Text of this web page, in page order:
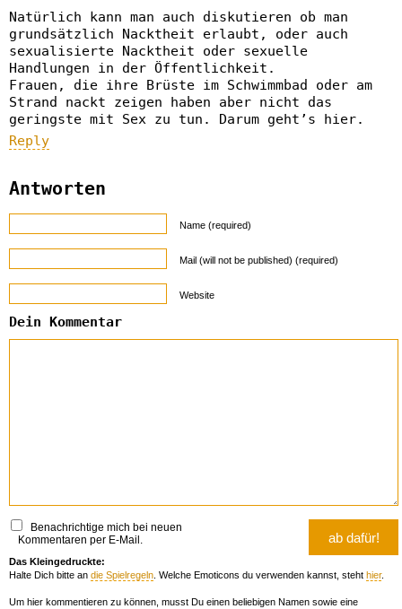
Natürlich kann man auch diskutieren ob man
grundsätzlich Nacktheit erlaubt, oder auch
sexualisierte Nacktheit oder sexuelle
Handlungen in der Öffentlichkeit.
Frauen, die ihre Brüste im Schwimmbad oder am
Strand nackt zeigen haben aber nicht das
geringste mit Sex zu tun. Darum geht’s hier.
Reply
Antworten
Name (required)
Mail (will not be published) (required)
Website
Dein Kommentar
Benachrichtige mich bei neuen
Kommentaren per E-Mail.
Das Kleingedruckte:
Halte Dich bitte an die Spielregeln . Welche Emoticons du verwenden kannst, steht hier.
Um hier kommentieren zu können, musst Du einen beliebigen Namen sowie eine